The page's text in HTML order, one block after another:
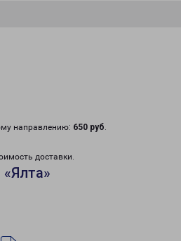
направлению: 650 руб.
доставки.